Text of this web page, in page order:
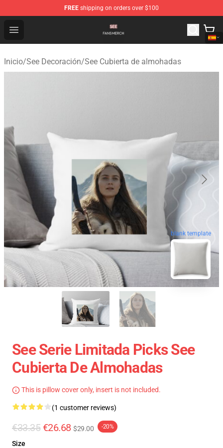
FREE shipping on orders over $100
Open menu
See Shop - Official See Merchandise Store
Inicio/See Decoración/See Cubierta de almohadas
blank template
See Serie Limitada Picks See
Cubierta De Almohadas
This is pillow cover only, insert is not included.
(1 customer reviews)
€33.35 €26.68 $29.00 -20%
Size